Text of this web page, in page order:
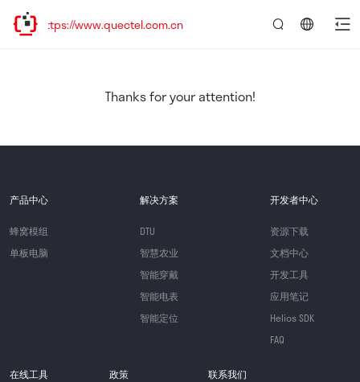
新址：https://www.quectel.com.cn
Thanks for your attention!
产品中心
蜂窝模组
单板电脑
解决方案
DTU
智慧农业
智能穿戴
智能电表
智能定位
开发者中心
资源下载
文档中心
开发工具
应用笔记
Helios SDK
FAQ
在线工具 政策 联系我们